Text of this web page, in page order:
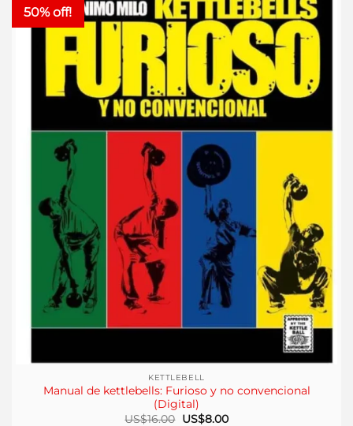
50% off!
KETTLEBELL
Manual de kettlebells: Furioso y no convencional
(Digital)
US$16.00 El
US$8.00El